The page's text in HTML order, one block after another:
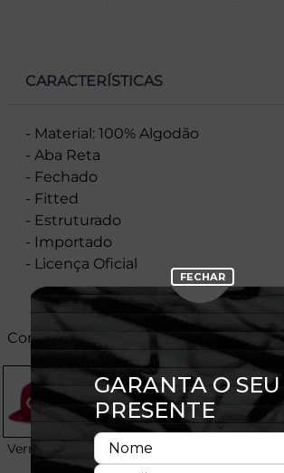
CARACTERÍSTICAS
- Material: 100% Algodão
- Aba Reta
- Fechado
- Fitted
- Estruturado
- Importado
- Licença Oficial
Cores:
Vermelho